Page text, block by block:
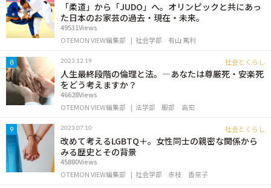
「柔道」から「JUDO」へ。オリンピックと共にあっ
た日本のお家芸の過去・現在・未来。
49531Views
OTEMON VIEW編集部
社会学部 有山 篤利
8 2023.12.19 社会とくらし
人生最終段階の倫理と法。―あなたは尊厳死・安楽死
をどう考えますか？
46628Views
OTEMON VIEW編集部
法学部 服部 高宏
9 2023.07.10 社会とくらし
改めて考えるLGBTQ＋。女性同士の親密な関係から
みる歴史とその背景
45880Views
OTEMON VIEW編集部
社会学部 赤枝 香奈子